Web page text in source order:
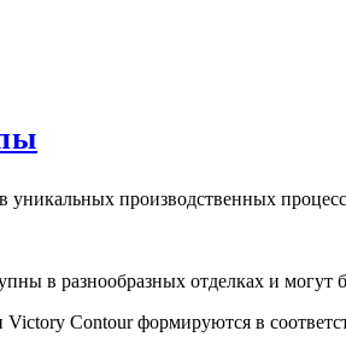
уникальных производственных
в разнообразных отделках и могут
Contour формируются в